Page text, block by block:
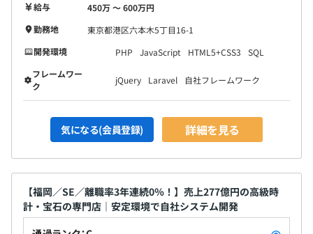
給与
450万 〜 600万円
勤務地
東京都港区六本木5丁目16-1
開発環境
PHP JavaScript HTML5+CSS3
SQL
フレームワー
ク
jQuery Laravel 自社フレームワーク
気になる(会員登録) 詳細を見る
【福岡／SE／離職率3年連続0％！】売上277億円の高級時
計・宝石の専門店｜安定環境で自社システム開発